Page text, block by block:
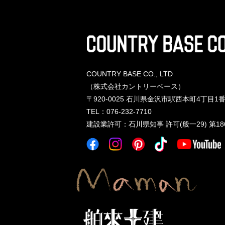
COUNTRY BASE CO., LTD
（株式会社カントリーベース）
〒920-0025 石川県金沢市駅西本町4丁目1
TEL：076-232-7710
建設業許可 ： 石川県知事 許可(般一29) 第